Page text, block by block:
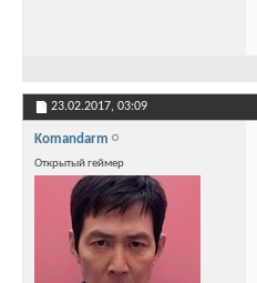
23.02.2017, 03:09
Komandarm
Открытый геймер